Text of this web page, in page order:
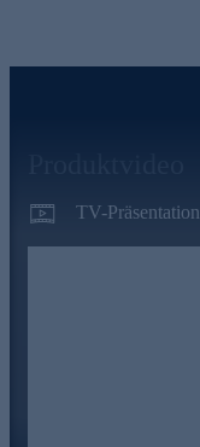
TV-Präsentation